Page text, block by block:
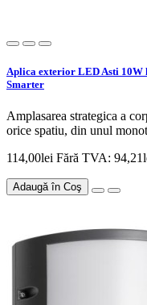
Aplica exterior LED Asti 10W
Smarter
Amplasarea strategica a
orice spatiu, din unul
114,00lei Fără TVA:
Adaugă în Coş